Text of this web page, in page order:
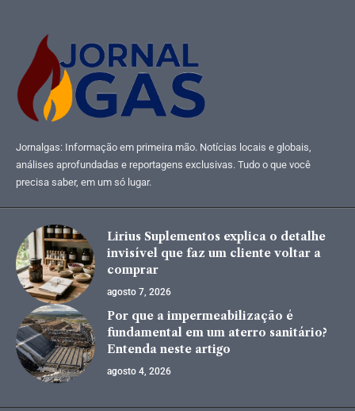
Jornalgas: Informação em primeira mão. Notícias locais e globais,
análises aprofundadas e reportagens exclusivas. Tudo o que você
precisa saber, em um só lugar.
Lirius Suplementos explica o detalhe
invisível que faz um cliente voltar a
comprar
agosto 7, 2026
Por que a impermeabilização é
fundamental em um aterro sanitário?
Entenda neste artigo
agosto 4, 2026